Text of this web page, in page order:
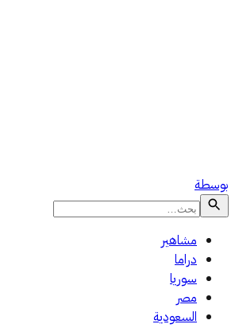
بوسطة
مشاهير
دراما
سوريا
مصر
السعودية